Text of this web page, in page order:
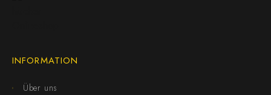
INFORMATION
Über uns